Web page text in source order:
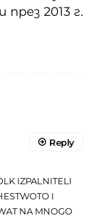
през 2013 г.
IZPALNITELI
I
NA MNOGO
Reply